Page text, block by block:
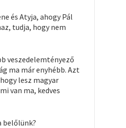
és Atyja, ahogy Pál
tudja, hogy nem
veszedelemtényező
ma már enyhébb. Azt
lesz magyar
van ma, kedves
belőlünk?